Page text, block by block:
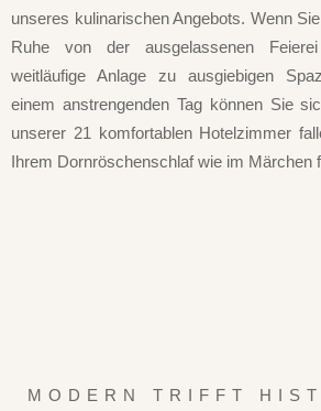
unseres kulinarischen Angebots. Wenn
Ruhe von der ausgelassenen
weitläufige Anlage zu ausgiebigen
einem anstrengenden Tag können Sie
unserer 21 komfortablen Hotelzimmer
Ihrem Dornröschenschlaf wie im Märchen
MODERN TRIFFT